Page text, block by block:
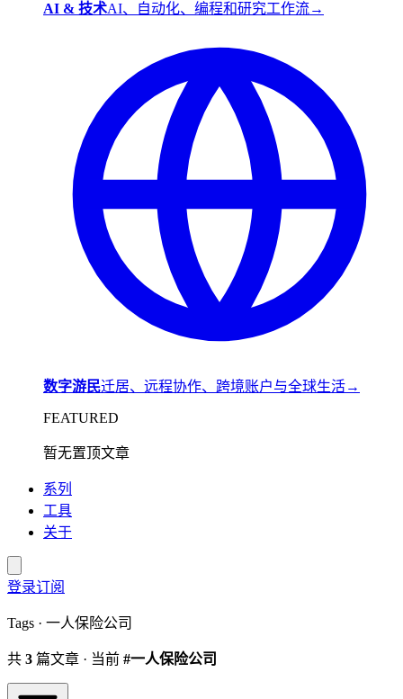
AI & 技术AI、自动化、编程和研究工作流→
数字游民迁居、远程协作、跨境账户与全球生活→
FEATURED
暂无置顶文章
系列
工具
关于
登录订阅
Tags · 一人保险公司
共 3 篇文章 · 当前 #一人保险公司